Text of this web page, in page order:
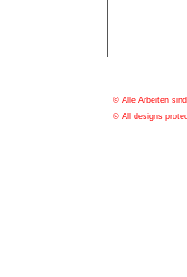
© Alle Arbeiten
© All designs